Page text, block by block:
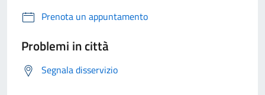
Prenota un appuntamento
Problemi in città
Segnala disservizio